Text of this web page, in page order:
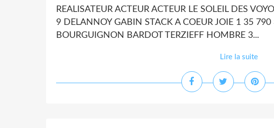
REALISATEUR ACTEUR ACTEUR LE SOLEIL DES
9 DELANNOY GABIN STACK A COEUR JOIE 1 35
BOURGUIGNON BARDOT TERZIEFF HOMBRE 3...
Lire la suite